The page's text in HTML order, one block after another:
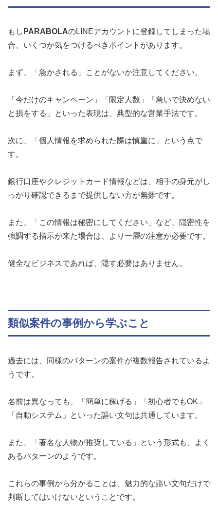
もし PARABOLAのLINEアカウントに登録してしまった場
合、いくつか気をつけるべきポイントがあります。
まず、「急かされる」ことがないか注意してください。
「今だけのキャンペーン」「限定人数」「急いで決めない
と損をする」といった表現は、典型的な営業手法です。
次に、「個人情報を求められた際は慎重に」という点で
す。
銀行口座やクレジットカード情報などは、相手の身元がし
っかり確認できるまで提供しない方が無難です。
また、「この情報は秘密にしてください」など、隠密性を
強調する指示が来た場合は、より一層の注意が必要です。
健全なビジネスであれば、隠す必要はありません。
類似案件の事例から学ぶこと
過去には、同様のパターンの案件が複数報告されているよ
うです。
名前は異なっても、「簡単に稼げる」「初心者でもOK」
「自動システム」といった謳い文句は共通しています。
また、「著名な人物が推奨している」という形式も、よく
あるパターンのようです。
これらの事例から分かることは、魅力的な謳い文句だけで
判断してはいけないということです。